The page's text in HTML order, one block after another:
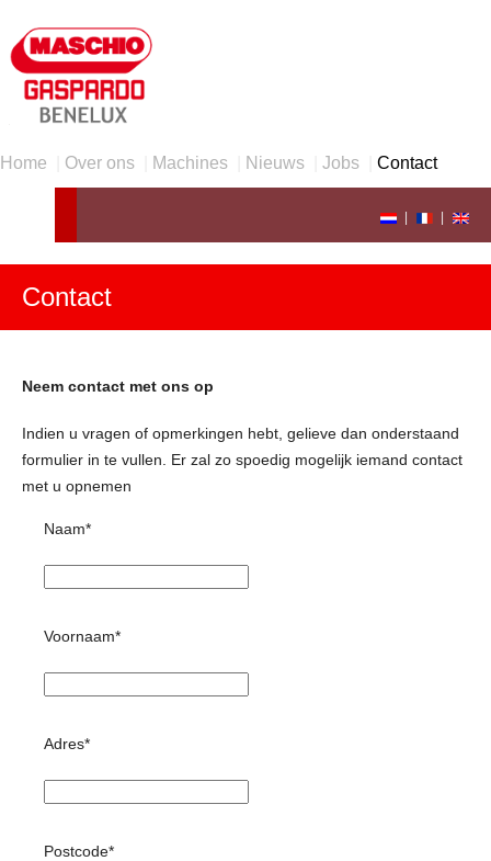
Home Over ons Machines Nieuws Jobs Contact
Contact
Neem contact met ons op
Indien u vragen of opmerkingen hebt, gelieve dan onderstaand
formulier in te vullen. Er zal zo spoedig mogelijk iemand contact
met u opnemen
Naam*
Voornaam*
Adres*
Postcode*